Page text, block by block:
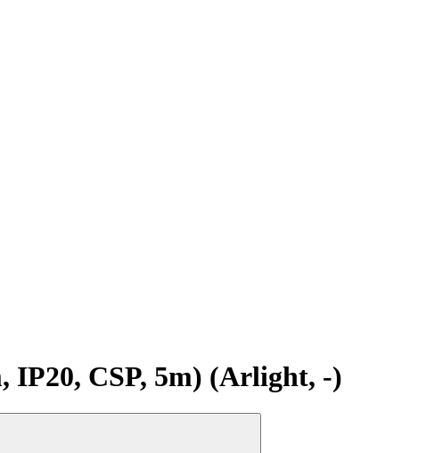
IP20, CSP, 5m) (Arlight, -)